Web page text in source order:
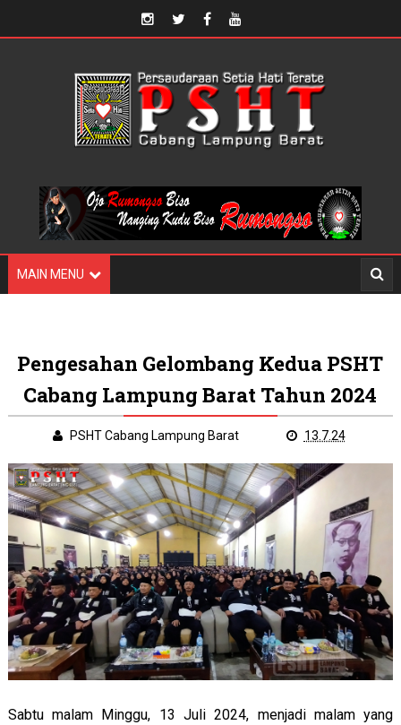
MAIN MENU
Pengesahan Gelombang Kedua PSHT
Cabang Lampung Barat Tahun 2024
PSHT Cabang Lampung Barat 13.7.24
Sabtu malam Minggu, 13 Juli 2024, menjadi malam yang